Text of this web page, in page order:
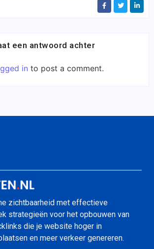
een antwoord achter
in to post a comment.
zichtbaarheid met effectieve
strategieën voor het opbouwen van
die je website hoger in
en meer verkeer genereren.